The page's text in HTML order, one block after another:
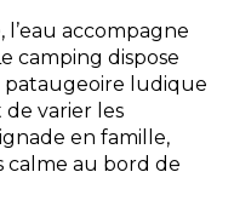
l’eau accompagne
camping dispose
pataugeoire ludique
de varier les
en famille,
au bord de